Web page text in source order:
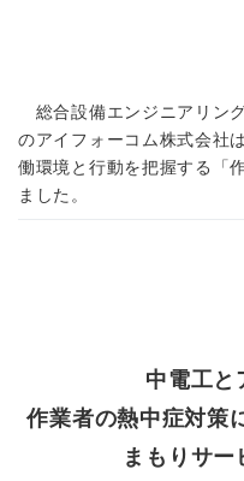
総合設備エンジニアリン
のアイフォーコム株式会社
働環境と行動を把握する「
ました。
中電工と
作業者の熱中症対策
まもりサー